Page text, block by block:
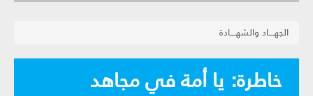
الجهــــاد والشهــــادة
خاطرة: يا أمة في مجاهد